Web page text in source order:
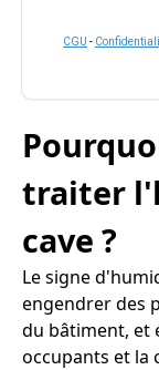
CGU -
traiter
cave ?
Le signe
engendrer des
du bâtiment, et
occupants et la